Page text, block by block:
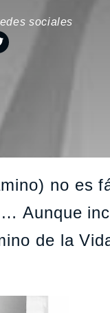
sociales
no es
Aunque
de la